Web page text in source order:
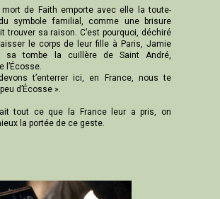
de Faith emporte avec elle la toute-
symbole familial, comme une brisure
trouver sa raison. C’est pourquoi, déchiré
le corps de leur fille à Paris, Jamie
sa tombe la cuillère de Saint André,
l’Écosse.
t’enterrer ici, en France, nous te
d’Écosse ».
tout ce que la France leur a pris, on
la portée de ce geste.